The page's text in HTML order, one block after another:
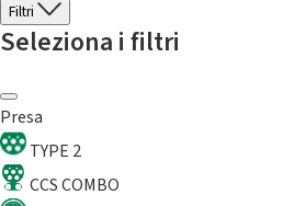
Filtri
Seleziona i filtri
Presa
TYPE 2
CCS COMBO